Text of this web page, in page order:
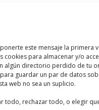
este mensaje la primera
cookies para almacenar y/o
algún directorio perdido de tu
guardar un par de datos
web no sea un suplicio.
todo, rechazar todo, o elegir
80,00€ El
precio
original
era:
40,00€El
precio
actual
es: